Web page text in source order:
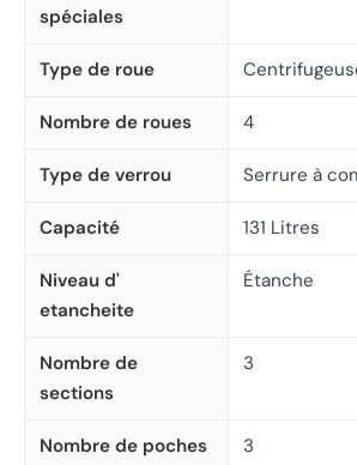
spéciales
Type de roue
Nombre de roues 4
Type de verrou Serrure à
Capacité 131 Litres
Niveau d'
etancheite
Étanche
Nombre de
sections
3
Nombre de poches 3